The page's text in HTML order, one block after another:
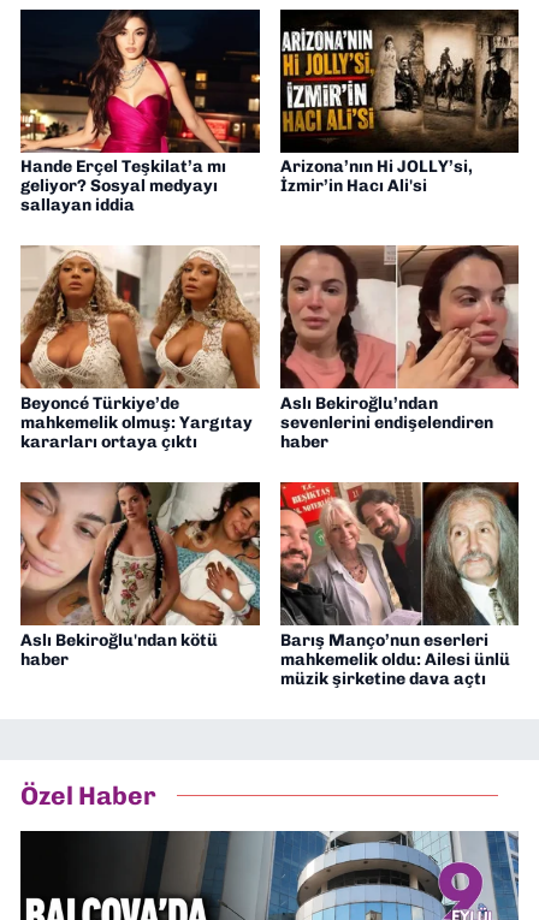
Hande Erçel Teşkilat’a mı
geliyor? Sosyal medyayı
sallayan iddia
Arizona’nın Hi JOLLY’si,
İzmir’in Hacı Ali'si
Beyoncé Türkiye’de
mahkemelik olmuş: Yargıtay
kararları ortaya çıktı
Aslı Bekiroğlu’ndan
sevenlerini endişelendiren
haber
Aslı Bekiroğlu'ndan kötü
haber
Barış Manço’nun eserleri
mahkemelik oldu: Ailesi ünlü
müzik şirketine dava açtı
Özel Haber